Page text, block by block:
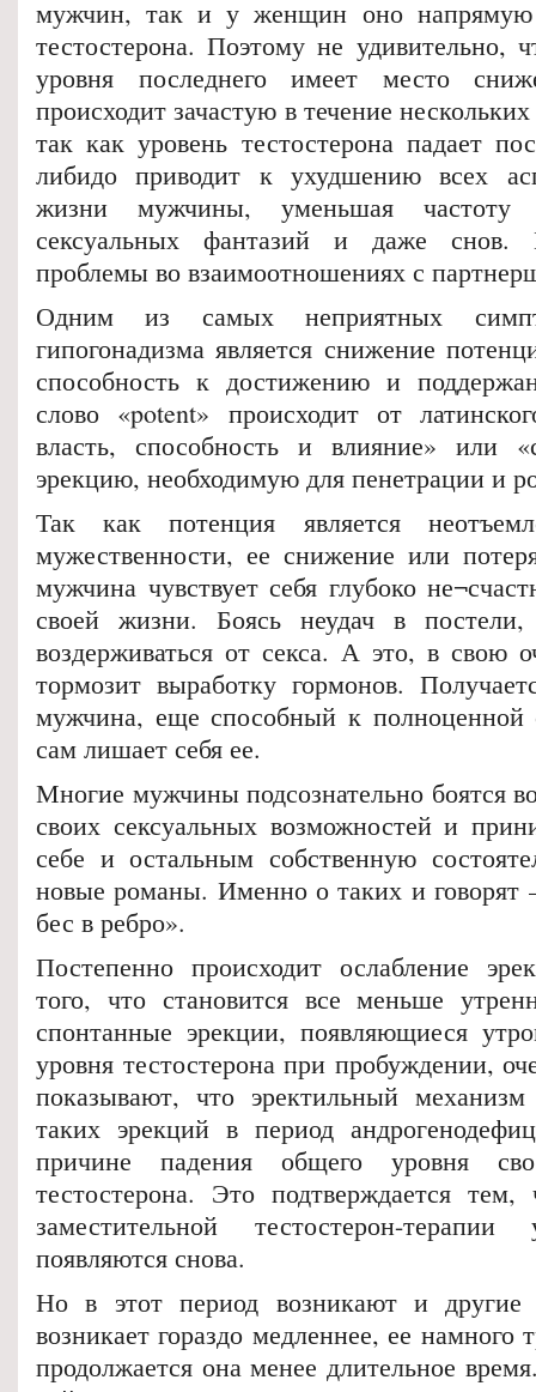
мужчин, так и у женщин оно напрямую
тестостерона. Поэтому не удивительно,
уровня последнего имеет место
происходит зачастую в течение
так как уровень тестостерона падает
либидо приводит к ухудшению всех
жизни мужчины, уменьшая
сексуальных фантазий и даже снов.
проблемы во взаимоотношениях с
Одним из самых неприятных
гипогонадизма является снижение
способность к достижению и
слово «potent» происходит от
власть, способность и влияние» или
эрекцию, необходимую для пенетрации и
Так как потенция является
мужественности, ее снижение или
мужчина чувствует себя глубоко
своей жизни. Боясь неудач в
воздерживаться от секса. А это, в свою
тормозит выработку гормонов.
мужчина, еще способный к полноценной
сам лишает себя ее.
Многие мужчины подсознательно боятся
своих сексуальных возможностей и
себе и остальным собственную
новые романы. Именно о таких и говорят
бес в ребро».
Постепенно происходит ослабление
того, что становится все меньше
спонтанные эрекции, появляющиеся
уровня тестостерона при пробуждении,
показывают, что эректильный
таких эрекций в период
причине падения общего уровня
тестостерона. Это подтверждается
заместительной тестостерон-
появляются снова.
Но в этот период возникают и другие
возникает гораздо медленнее, ее намного
продолжается она менее длительное